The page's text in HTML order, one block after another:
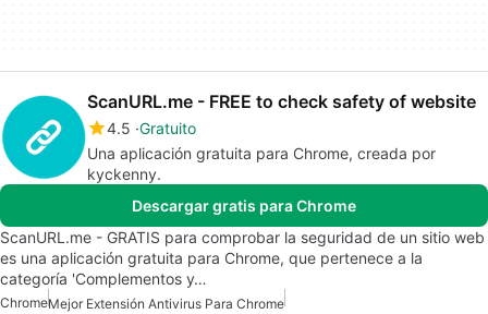
ScanURL.me - FREE to check safety of website
4.5 Gratuito
Una aplicación gratuita para Chrome, creada por
kyckenny.
Descargar gratis para Chrome
ScanURL.me - GRATIS para comprobar la seguridad de un sitio web
es una aplicación gratuita para Chrome, que pertenece a la
categoría 'Complementos y…
ChromeMejor Extensión Antivirus Para Chrome